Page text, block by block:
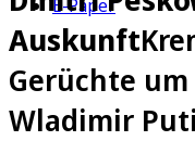
E-Paper
Auskunft
Gerüchte
Wladimir